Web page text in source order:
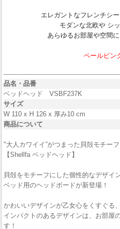
エレガントなフレンチシ
モダンな北欧や シ
あらゆるお部屋や空間
ペールピン
品名・品番
ベッドヘッド VSBF237K
サイズ
W 110 x H 126 x 厚み10 cm
商品について
"大人カワイイ”がつまった貝殻モチーフ
【Shellfa ベッドヘッド】
貝殻をモチーフにした個性的なデザイ
ベッド用のヘッドボードが新登場！
かわいいデザインが乙女心をくすぐる
インパクトのあるデザインは、お部屋
す！